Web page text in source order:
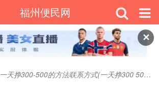
✕
福州便民网
一天挣300-500的方法联系方式(一天挣300 500的方法)